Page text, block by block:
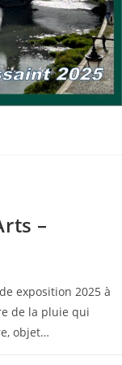
–
exposition 2025 à
de la pluie qui
objet…